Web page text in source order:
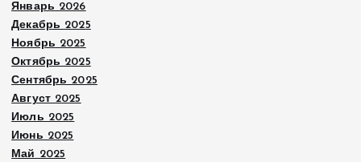
Январь 2026
Декабрь 2025
Ноябрь 2025
Октябрь 2025
Сентябрь 2025
Август 2025
Июль 2025
Июнь 2025
Май 2025